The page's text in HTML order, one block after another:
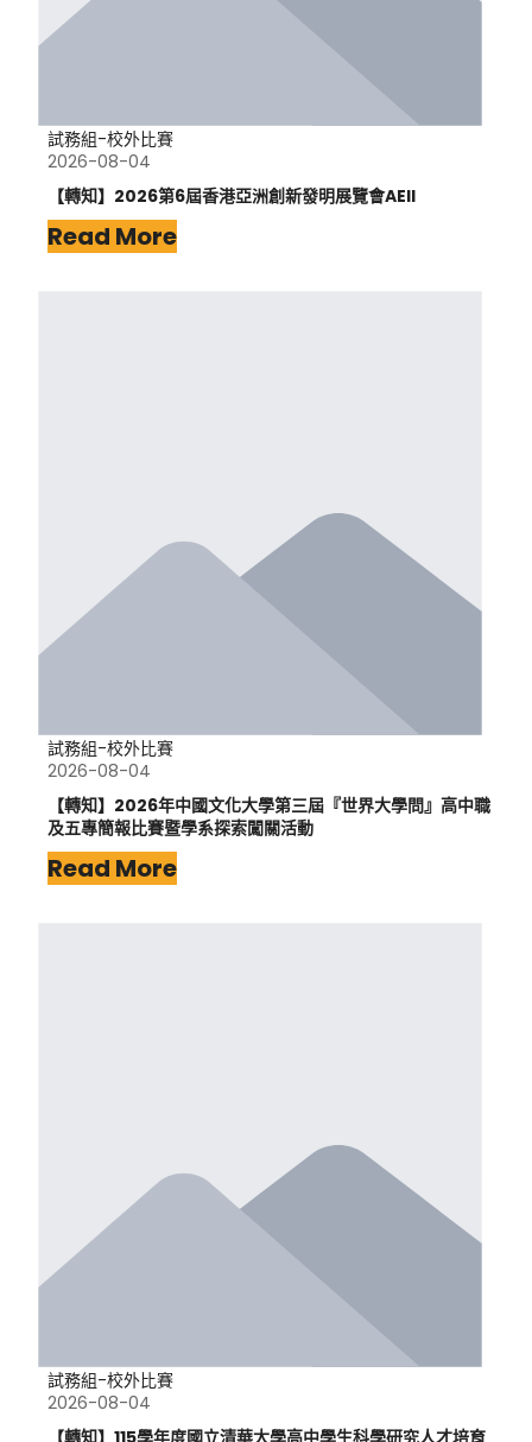
試務組-校外比賽
2026-08-04
【轉知】2026第6屆香港亞洲創新發明展覽會AEII
Read More
試務組-校外比賽
2026-08-04
【轉知】2026年中國文化大學第三屆『世界大學問』高中職
及五專簡報比賽暨學系探索闖關活動
Read More
試務組-校外比賽
2026-08-04
【轉知】115學年度國立清華大學高中學生科學研究人才培育